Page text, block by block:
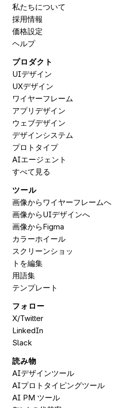
私たちについて
採用情報
価格設定
ヘルプ
プロダクト
UIデザイン
UXデザイン
ワイヤーフレーム
アプリデザイン
ウェブデザイン
デザインシステム
プロトタイプ
AIエージェント
すべて見る
ツール
画像からワイヤーフレームへ
画像からUIデザインへ
画像からFigma
カラーホイール
スクリーンショッ
トを編集
用語集
テンプレート
フォロー
X/Twitter
LinkedIn
Slack
読み物
AIデザインツール
AIプロトタイピングツール
AI PM ツール